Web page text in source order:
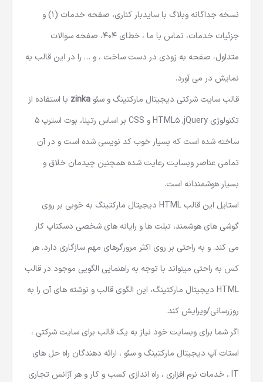
نسخه جداگانه وبلاگ با سایدبار کناری، صفحه خدمات (1) و
جزئیات خدمات، تماس با ما ، خطای 404، صفحه سوالات
متداول، صفحه به زودی در دست ساخت ، و … را در این قالب به
نمایش در می آورد.
قالب سایت شرکتی دیجیتال مارکتینگ و سئو zinka با استفاده از
تکنولوژی HTML5 ,jQuery و CSS بر اساس رتینا، بوت استرپ 5
ساخته شده است که بسیار خوب کد نویسی شده است و در آن
تمامی عناصر وبسایت رعایت شده همچنین چیدمان خلاق و
بسیار هوشمندانه است.
استایل این قالب HTML دیجیتال مارکتینگ به خوبی بر روی
گوشی های هوشمند، تبلت ها و رایانه های شخصی دسکتاپ کار
می کند. و به راحتی بر روی اکثر مرورگرهای مهم سازگاری دارد. هر
کس به راحتی میتواند با توجه به راهنمایی الگویی موجود در قالب
HTML دیجیتال مارکتینگ، این الگوی قالب و نوشته های آن را به
روزرسانی/ویرایش کند.
اگر شما برای وبسایت خود نیاز به یک قالب برای سایت شرکتی ،
استات آپ دیجیتال مارکتینگ و سئو ، ارائه دهندگان راه حل های
IT ، خدمات نرم افزاری ، راه اندازی کسب و کار و هر آژانس تجاری